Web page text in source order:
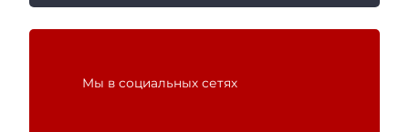
Мы в социальных сетях